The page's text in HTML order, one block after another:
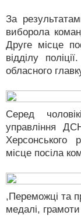
За
виборола
Друге місце
відділу
обласного
Серед
управління
Херсонського
місце посіла
,Переможці та
медалі, грамоти